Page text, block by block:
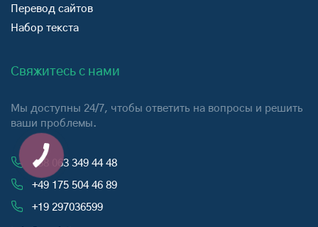
Перевод сайтов
Набор текста
Свяжитесь с нами
Мы доступны 24/7, чтобы ответить на вопросы и решить
ваши проблемы.
+38 063 349 44 48
+49 175 504 46 89
+19 297036599